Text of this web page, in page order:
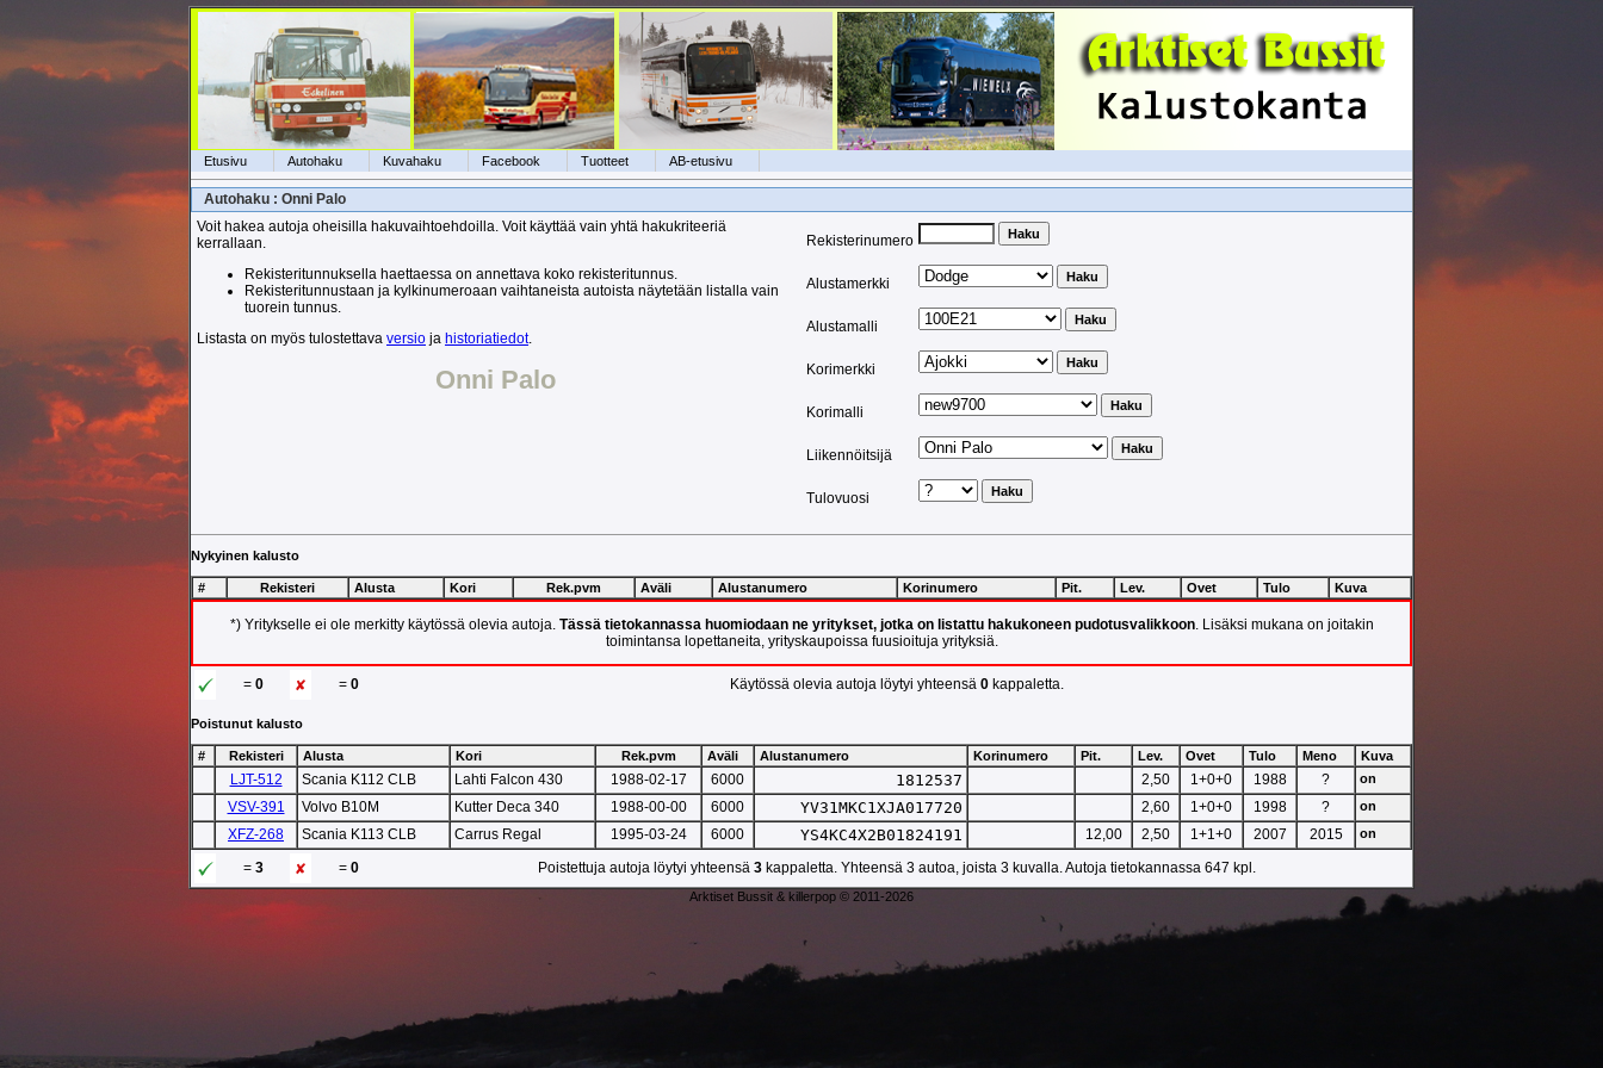
Etusivu Autohaku Kuvahaku Facebook Tuotteet AB-etusivu
Autohaku : Onni Palo
Voit hakea autoja oheisilla hakuvaihtoehdoilla. Voit käyttää vain yhtä hakukriteeriä
kerrallaan.
Rekisteritunnuksella haettaessa on annettava koko rekisteritunnus.
Rekisteritunnustaan ja kylkinumeroaan vaihtaneista autoista näytetään listalla vain
tuorein tunnus.
Listasta on myös tulostettava versio ja historiatiedot.
Onni Palo
Rekisterinumero
Alustamerkki
Alustamalli
Korimerkki
Korimalli
Liikennöitsijä
Tulovuosi
Nykyinen kalusto
# Rekisteri Alusta Kori Rek.pvm Aväli Alustanumero Korinumero Pit. Lev. Ovet Tulo Kuva
*) Yritykselle ei ole merkitty käytössä olevia autoja. Tässä tietokannassa huomiodaan ne yritykset, jotka on listattu hakukoneen pudotusvalikkoon. Lisäksi mukana on joitakin
toimintansa lopettaneita, yrityskaupoissa fuusioituja yrityksiä.
= 0 = 0 Käytössä olevia autoja löytyi yhteensä 0 kappaletta.
Poistunut kalusto
# Rekisteri Alusta Kori Rek.pvm Aväli Alustanumero Korinumero Pit. Lev. Ovet Tulo Meno Kuva
LJT-512 Scania K112 CLB Lahti Falcon 430 1988-02-17 6000 1812537 2,50 1+0+0 1988 ? on
VSV-391 Volvo B10M Kutter Deca 340 1988-00-00 6000 YV31MKC1XJA017720 2,60 1+0+0 1998 ? on
XFZ-268 Scania K113 CLB Carrus Regal 1995-03-24 6000 YS4KC4X2B01824191 12,00 2,50 1+1+0 2007 2015 on
= 3 = 0 Poistettuja autoja löytyi yhteensä 3 kappaletta. Yhteensä 3 autoa, joista 3 kuvalla. Autoja tietokannassa 647 kpl.
Arktiset Bussit & killerpop © 2011-2026